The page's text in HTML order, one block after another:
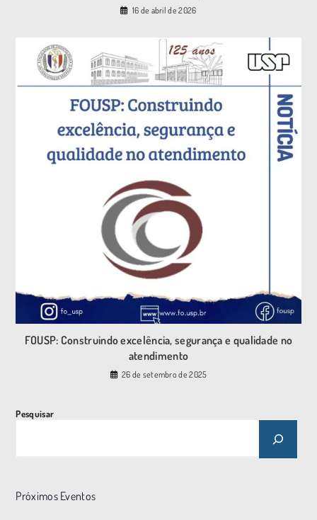
16 de abril de 2026
FOUSP: Construindo excelência, segurança e qualidade no
atendimento
26 de setembro de 2025
Pesquisar
Próximos Eventos